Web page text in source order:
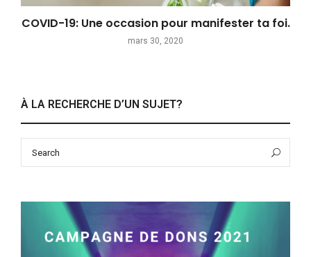
COVID-19: Une occasion pour manifester ta foi.
mars 30, 2020
À LA RECHERCHE D’UN SUJET?